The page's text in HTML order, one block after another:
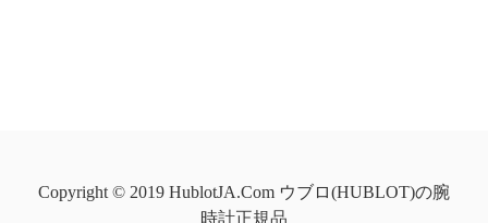
Copyright © 2019 HublotJA.Com ウブロ(HUBLOT)の腕
時計正規品